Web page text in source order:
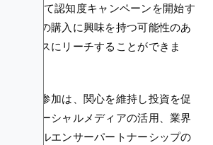
どを通じて認知度キャンペーンを開始す
コインの購入に興味を持つ可能性のあ
ィエンスにリーチすることができま
ョンと参加は、関心を維持し投資を促
す。ソーシャルメディアの活用、業界
インフルエンサーパートナーシップの